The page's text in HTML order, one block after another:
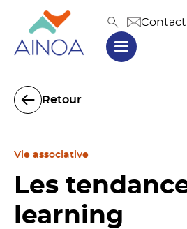
Contact
Retour
Vie associative
Les
learning